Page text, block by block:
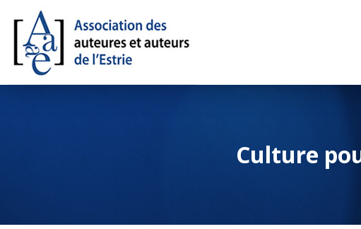
Culture